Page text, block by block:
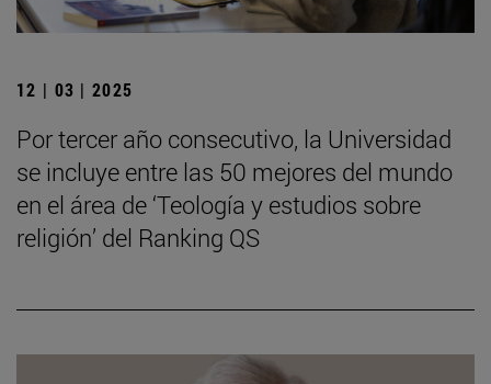
12 | 03 | 2025
Por tercer año consecutivo, la Universidad
se incluye entre las 50 mejores del mundo
en el área de ‘Teología y estudios sobre
religión’ del Ranking QS